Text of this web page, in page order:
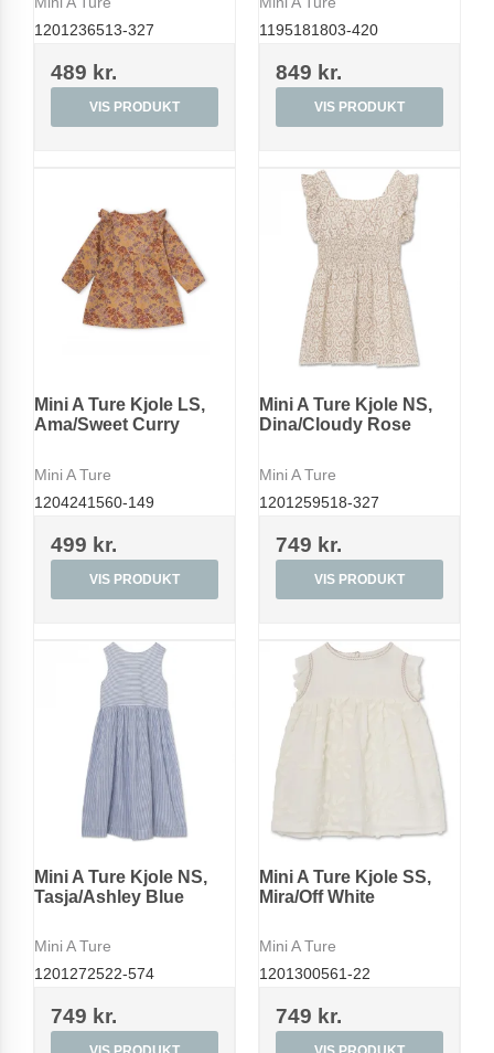
1201236513-327
489 kr.
VIS PRODUKT
1195181803-420
849 kr.
VIS PRODUKT
Mini A Ture Kjole LS,
Ama/Sweet Curry
Mini A Ture
1204241560-149
499 kr.
VIS PRODUKT
Mini A Ture Kjole NS,
Dina/Cloudy Rose
Mini A Ture
1201259518-327
749 kr.
VIS PRODUKT
Mini A Ture Kjole NS,
Tasja/Ashley Blue
Mini A Ture
1201272522-574
749 kr.
Mini A Ture Kjole SS,
Mira/Off White
Mini A Ture
1201300561-22
749 kr.